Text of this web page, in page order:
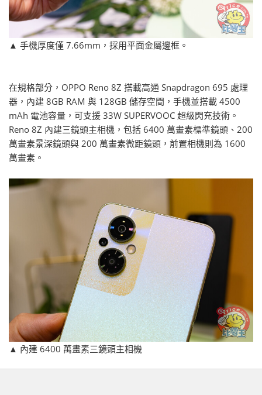
▲ 手機厚度僅 7.66mm，採用平面金屬邊框。
在規格部分，OPPO Reno 8Z 搭載高通 Snapdragon 695 處理
器，內建 8GB RAM 與 128GB 儲存空間，手機並搭載 4500
mAh 電池容量，可支援 33W SUPERVOOC 超級閃充技術。
Reno 8Z 內建三鏡頭主相機，包括 6400 萬畫素標準鏡頭、200
萬畫素景深鏡頭與 200 萬畫素微距鏡頭，前置相機則為 1600
萬畫素。
▲ 內建 6400 萬畫素三鏡頭主相機